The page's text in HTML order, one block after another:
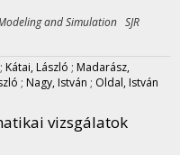
and Simulation SJR
; Kátai, László ; Madarász,
; Nagy, István ; Oldal, István
vizsgálatok